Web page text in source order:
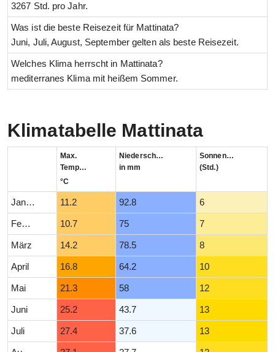
3267 Std. pro Jahr.
Was ist die beste Reisezeit für Mattinata?
Juni, Juli, August, September gelten als beste Reisezeit.
Welches Klima herrscht in Mattinata?
mediterranes Klima mit heißem Sommer.
Klimatabelle Mattinata
Max.
Temperatur
°C
Niederschlag
in mm
Sonnenstunden
(Std.)
Januar 11.2 92.8 6
Februar 10.7 75 7
März 14.2 78.5 8
April 16.8 64.2 10
Mai 21.3 58 12
Juni 25.2 43.7 13
Juli 27.4 37.6 13